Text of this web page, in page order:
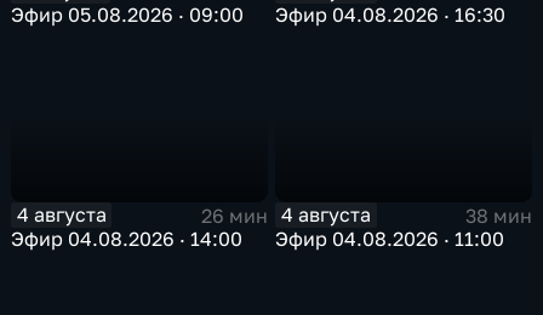
Эфир 05.08.2026 · 09:00
Эфир 04.08.2026 · 16:30
4 августа
26 мин
Эфир 04.08.2026 · 14:00
4 августа
38 мин
Эфир 04.08.2026 · 11:00